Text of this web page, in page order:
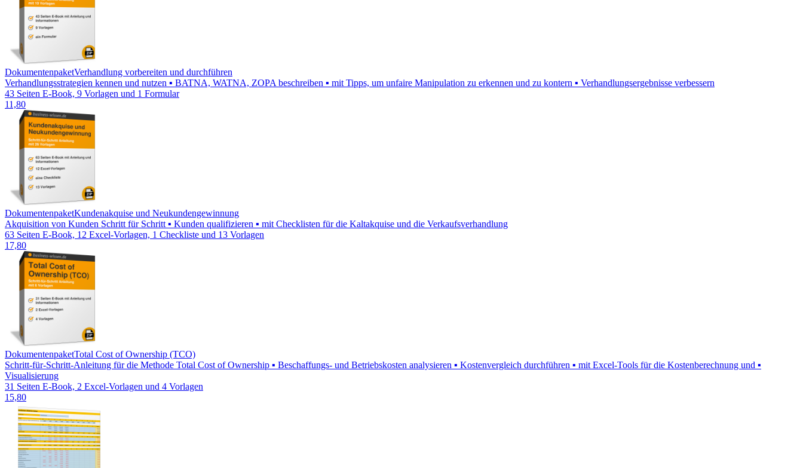
DokumentenpaketVerhandlung vorbereiten und durchführen
Verhandlungsstrategien kennen und nutzen ▪ BATNA, WATNA, ZOPA beschreiben ▪ mit Tipps, um unfaire Manipulation zu erkennen und zu kontern ▪ Verhandlungsergebnisse verbessern
43 Seiten E-Book, 9 Vorlagen und 1 Formular
11,80
DokumentenpaketKundenakquise und Neukundengewinnung
Akquisition von Kunden Schritt für Schritt ▪ Kunden qualifizieren ▪ mit Checklisten für die Kaltakquise und die Verkaufsverhandlung
63 Seiten E-Book, 12 Excel-Vorlagen, 1 Checkliste und 13 Vorlagen
17,80
DokumentenpaketTotal Cost of Ownership (TCO)
Schritt-für-Schritt-Anleitung für die Methode Total Cost of Ownership ▪ Beschaffungs- und Betriebskosten analysieren ▪ Kostenvergleich durchführen ▪ mit Excel-Tools für die Kostenberechnung und ▪
Visualisierung
31 Seiten E-Book, 2 Excel-Vorlagen und 4 Vorlagen
15,80